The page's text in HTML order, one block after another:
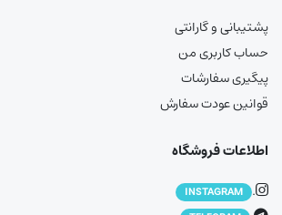
پشتیبانی و گارانتی
حساب کاربری من
پیگیری سفارشات
قوانین عودت سفارش
اطلاعات فروشگاه
.
INSTAGRAM